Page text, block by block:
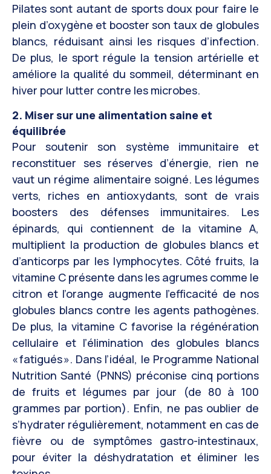
Pilates sont autant de sports doux pour faire le
plein d’oxygène et booster son taux de globules
blancs, réduisant ainsi les risques d’infection.
De plus, le sport régule la tension artérielle et
améliore la qualité du sommeil, déterminant en
hiver pour lutter contre les microbes.
2. Miser sur une alimentation saine et
équilibrée
Pour soutenir son système immunitaire et
reconstituer ses réserves d’énergie, rien ne
vaut un régime alimentaire soigné. Les légumes
verts, riches en antioxydants, sont de vrais
boosters des défenses immunitaires. Les
épinards, qui contiennent de la vitamine A,
multiplient la production de globules blancs et
d’anticorps par les lymphocytes. Côté fruits, la
vitamine C présente dans les agrumes comme le
citron et l’orange augmente l’efficacité de nos
globules blancs contre les agents pathogènes.
De plus, la vitamine C favorise la régénération
cellulaire et l’élimination des globules blancs
« fatigués ». Dans l’idéal, le Programme National
Nutrition Santé (PNNS) préconise cinq portions
de fruits et légumes par jour (de 80 à 100
grammes par portion). Enfin, ne pas oublier de
s’hydrater régulièrement, notamment en cas de
fièvre ou de symptômes gastro-intestinaux,
pour éviter la déshydratation et éliminer les